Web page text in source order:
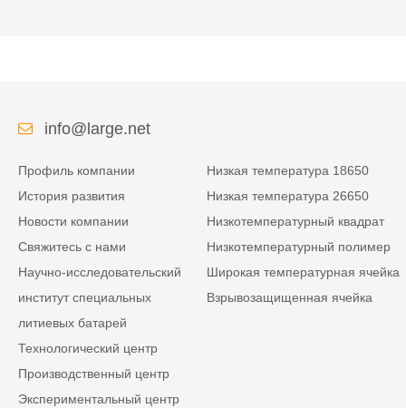
info@large.net
Профиль компании
История развития
Новости компании
Свяжитесь с нами
Научно-исследовательский
институт специальных
литиевых батарей
Технологический центр
Производственный центр
Экспериментальный центр
Низкая температура 18650
Низкая температура 26650
Низкотемпературный квадрат
Низкотемпературный полимер
Широкая температурная ячейка
Взрывозащищенная ячейка